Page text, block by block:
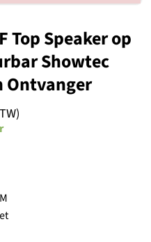
Top Speaker op
Showtec
Ontvanger